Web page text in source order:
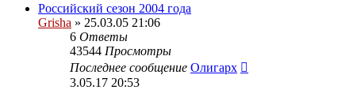
Российский сезон 2004 года
Grisha » 25.03.05 21:06
6 Ответы
43544 Просмотры
Последнее сообщение Олигарх
3.05.17 20:53